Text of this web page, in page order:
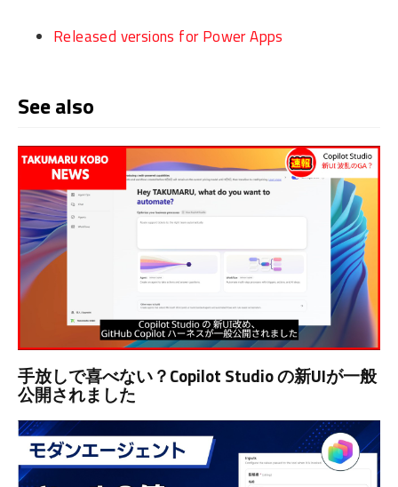
Released versions for Power Apps
See also
手放しで喜べない？Copilot Studio の新UIが一般
公開されました